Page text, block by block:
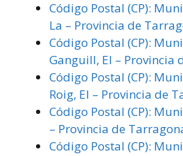
Código Postal (CP):
La – Provincia de
Código Postal (CP):
Ganguill, El – Provincia
Código Postal (CP):
Roig, El – Provincia de
Código Postal (CP):
– Provincia de
Código Postal (CP):